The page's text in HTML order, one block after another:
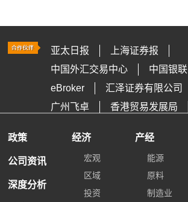
亚太日报
上海证券报
中国外汇交易中心
中国银联
eBroker
汇泽证券有限公司
广州飞卓
香港贸易发展局
政策
公司资讯
深度分析
经济
宏观
区域
投资
产经
能源
原料
制造业